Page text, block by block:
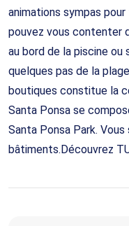
animations sympas
pouvez vous contenter
au bord de la piscine ou
quelques pas de la
boutiques constitue la
Santa Ponsa se
Santa Ponsa Park.
bâtiments.Découvrez